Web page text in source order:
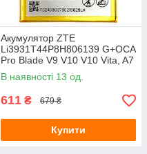
Акумулятор ZTE
Li3931T44P8H806139 G+OCA
Pro Blade V9 V10 V10 Vita, A7
2019 A5 2020, A51
В наявності 13 од.
611 ₴ 679 ₴
Купити